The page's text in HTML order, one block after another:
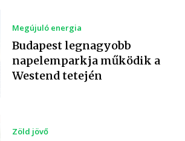
Megújuló energia
Budapest legnagyobb
napelemparkja működik a
Westend tetején
Zöld jövő